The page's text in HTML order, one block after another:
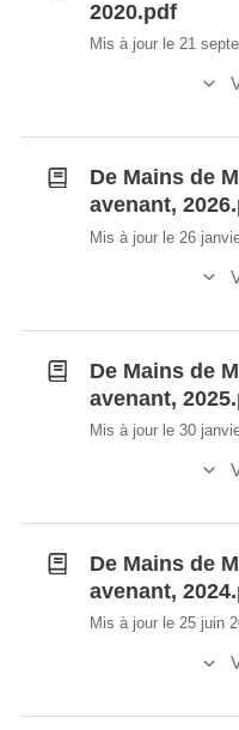
2020.pdf
Mis à jour le 21
De Mains de
avenant,
Mis à jour le 26
De Mains de
avenant,
Mis à jour le 30
De Mains de
avenant,
Mis à jour le 25 juin